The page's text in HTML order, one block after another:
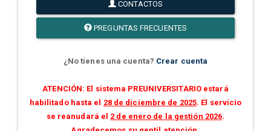
CONTACTOS
PREGUNTAS FRECUENTES
¿No tienes una cuenta? Crear cuenta
ATENCIÓN: El sistema PREUNIVERSITARIO estará
habilitado hasta el 28 de diciembre de 2025. El servicio
se reanudará el 2 de enero de la gestión 2026.